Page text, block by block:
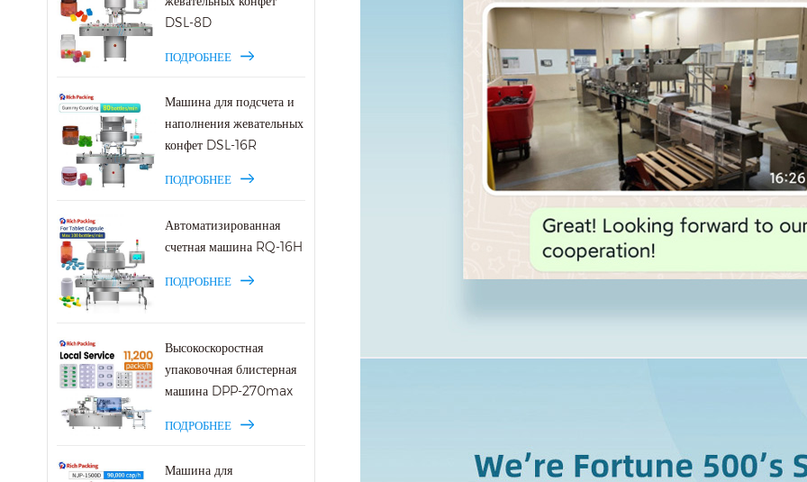
DSL-8D
ПОДРОБНЕЕ
Машина для подсчета и
наполнения жевательных
конфет DSL-16R
ПОДРОБНЕЕ
Автоматизированная
счетная машина RQ-16H
ПОДРОБНЕЕ
Высокоскоростная
упаковочная блистерная
машина DPP-270max
ПОДРОБНЕЕ
Машина для